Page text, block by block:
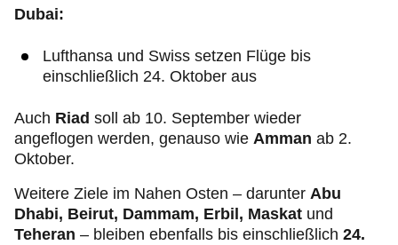
Dubai:
Lufthansa und Swiss setzen Flüge bis
einschließlich 24. Oktober aus
Auch Riad soll ab 10. September wieder
angeflogen werden, genauso wie Amman ab 2.
Oktober.
Weitere Ziele im Nahen Osten – darunter Abu
Dhabi, Beirut, Dammam, Erbil, Maskat und
Teheran – bleiben ebenfalls bis einschließlich 24.